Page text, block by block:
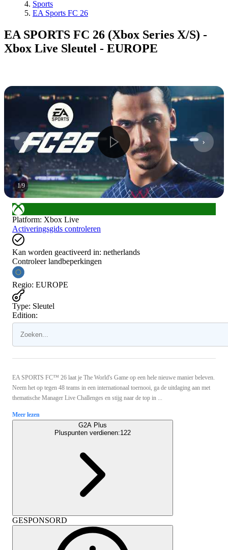
Sports
EA Sports FC 26
EA SPORTS FC 26 (Xbox Series X/S) -
Xbox Live Sleutel - EUROPE
1/9
Platform: Xbox Live
Activeringsgids controleren
Kan worden geactiveerd in: netherlands
Controleer landbeperkingen
Regio: EUROPE
Type: Sleutel
Edition:
EA SPORTS FC™ 26 laat je The World's Game op een hele nieuwe manier beleven.
Neem het op tegen 48 teams in een internationaal toernooi, ga de uitdaging aan met
thematische Manager Live Challenges en stijg naar de top in ...
Meer lezen
G2A Plus
Pluspunten verdienen:122
GESPONSORD